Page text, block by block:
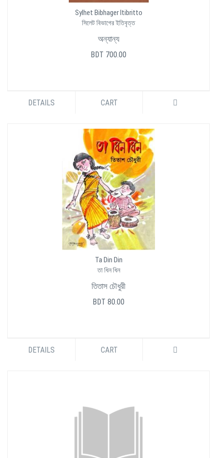
Sylhet Bibhager Itibritto
সিলেট বিভাগের ইতিবৃত্ত
অন্যান্য
BDT 700.00
DETAILS CART
Ta Din Din
তা ধিন ধিন
তিতাস চৌধুরী
BDT 80.00
DETAILS CART